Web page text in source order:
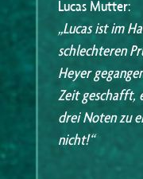
Lucas Mutter:
„Lucas ist im
schlechteren
Heyer
Zeit geschafft,
drei Noten zu
nicht!“